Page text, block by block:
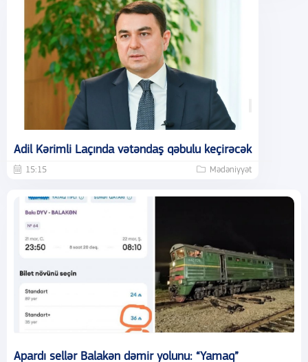
Adil Kərimli Laçında vətəndaş qəbulu keçirəcək
15:15 Mədəniyyət
Apardı sellər Balakən dəmir yolunu: “Yamaq”